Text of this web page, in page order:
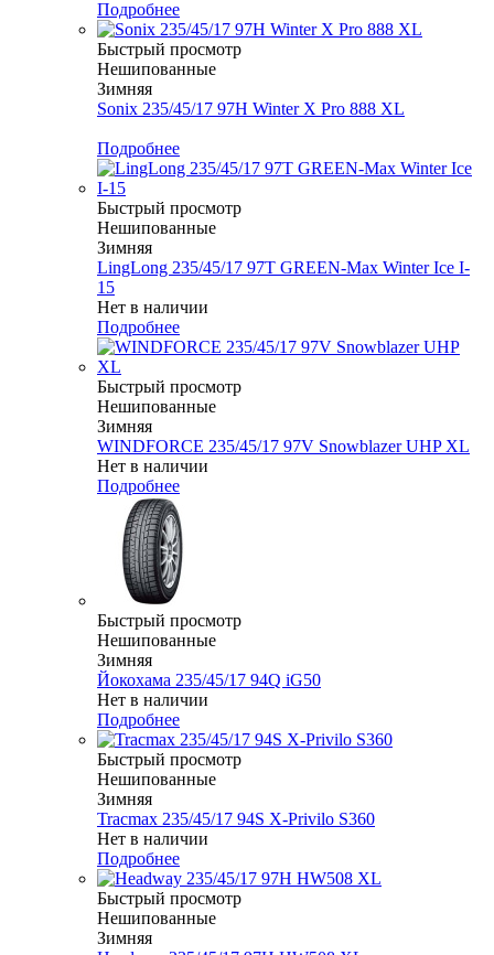
Подробнее
Быстрый просмотр
Нешипованные
Зимняя
Sonix 235/45/17 97H Winter X Pro 888 XL
Подробнее
Быстрый просмотр
Нешипованные
Зимняя
LingLong 235/45/17 97T GREEN-Max Winter Ice I-
15
Нет в наличии
Подробнее
Быстрый просмотр
Нешипованные
Зимняя
WINDFORCE 235/45/17 97V Snowblazer UHP XL
Нет в наличии
Подробнее
Быстрый просмотр
Нешипованные
Зимняя
Йокохама 235/45/17 94Q iG50
Нет в наличии
Подробнее
Быстрый просмотр
Нешипованные
Зимняя
Tracmax 235/45/17 94S X-Privilo S360
Нет в наличии
Подробнее
Быстрый просмотр
Нешипованные
Зимняя